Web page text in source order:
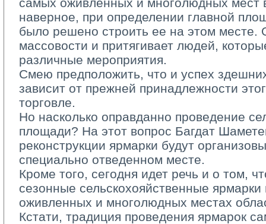
наверное, при определении главной
было решено строить ее на этом месте.
массовости и притягивает людей,
различные мероприятия.
Смею предположить, что и успех
зависит от прежней принадлежности
торговле.
Но насколько оправданно проведение
площади? На этот вопрос Багдат
реконструкции ярмарки будут
специально отведенном месте.
Кроме того, сегодня идет речь и о том,
сезонные сельскохояйственные
оживленных и многолюдных местах
Кстати, традиция проведения ярмарок